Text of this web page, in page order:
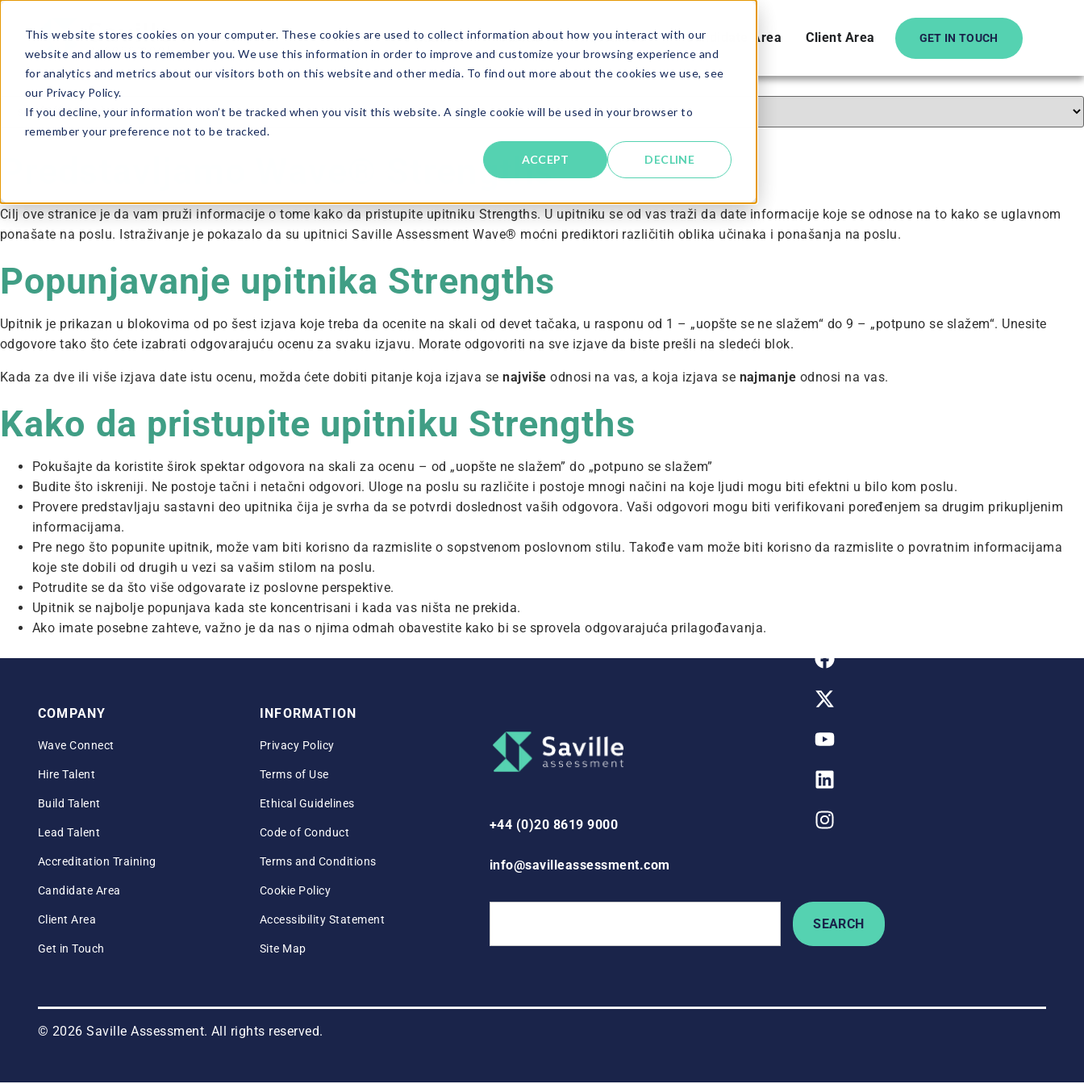
This website stores cookies on your computer. These cookies are used to collect information about how you interact with our
website and allow us to remember you. We use this information in order to improve and customize your browsing experience and
for analytics and metrics about our visitors both on this website and other media. To find out more about the cookies we use, see
our Privacy Policy.
If you decline, your information won’t be tracked when you visit this website. A single cookie will be used in your browser to
remember your preference not to be tracked.
ACCEPT DECLINE
Solutions About Resources Candidate Area Client Area GET IN TOUCH
Predstavljamo Wave® Strengths
Cilj ove stranice je da vam pruži informacije o tome kako da pristupite upitniku Strengths. U upitniku se od vas traži da date informacije koje se odnose na to kako se uglavnom
ponašate na poslu. Istraživanje je pokazalo da su upitnici Saville Assessment Wave® moćni prediktori različitih oblika učinaka i ponašanja na poslu.
Popunjavanje upitnika Strengths
Upitnik je prikazan u blokovima od po šest izjava koje treba da ocenite na skali od devet tačaka, u rasponu od 1 – „uopšte se ne slažem“ do 9 – „potpuno se slažem“. Unesite
odgovore tako što ćete izabrati odgovarajuću ocenu za svaku izjavu. Morate odgovoriti na sve izjave da biste prešli na sledeći blok.
Kada za dve ili više izjava date istu ocenu, možda ćete dobiti pitanje koja izjava senajviše odnosi na vas, a koja izjava se najmanje odnosi na vas.
Kako da pristupite upitniku Strengths
Pokušajte da koristite širok spektar odgovora na skali za ocenu – od „uopšte ne slažem” do „potpuno se slažem”
Budite što iskreniji. Ne postoje tačni i netačni odgovori. Uloge na poslu su različite i postoje mnogi načini na koje ljudi mogu biti efektni u bilo kom poslu.
Provere predstavljaju sastavni deo upitnika čija je svrha da se potvrdi doslednost vaših odgovora. Vaši odgovori mogu biti verifikovani poređenjem sa drugim prikupljenim
informacijama.
Pre nego što popunite upitnik, može vam biti korisno da razmislite o sopstvenom poslovnom stilu. Takođe vam može biti korisno da razmislite o povratnim informacijama
koje ste dobili od drugih u vezi sa vašim stilom na poslu.
Potrudite se da što više odgovarate iz poslovne perspektive.
Upitnik se najbolje popunjava kada ste koncentrisani i kada vas ništa ne prekida.
Ako imate posebne zahteve, važno je da nas o njima odmah obavestite kako bi se sprovela odgovarajuća prilagođavanja.
COMPANY
Wave Connect
Hire Talent
Build Talent
Lead Talent
Accreditation Training
Candidate Area
Client Area
Get in Touch
INFORMATION
Privacy Policy
Terms of Use
Ethical Guidelines
Code of Conduct
Terms and Conditions
Cookie Policy
Accessibility Statement
Site Map
+44 (0)20 8619 9000
info@savilleassessment.com
SEARCH
© 2026 Saville Assessment. All rights reserved.